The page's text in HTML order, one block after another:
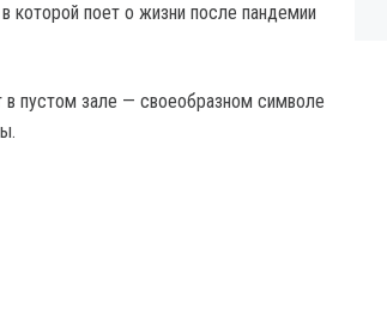
которой поет о жизни после пандемии
пустом зале — своеобразном символе